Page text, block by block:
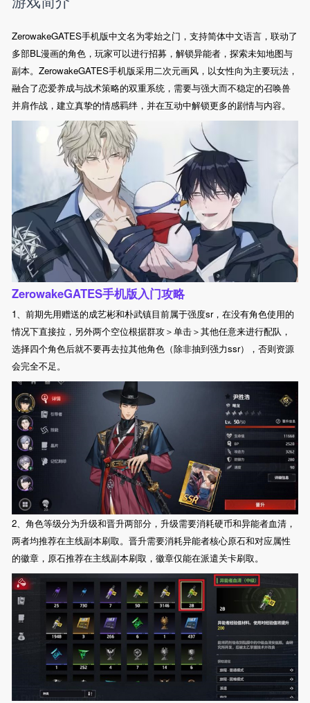
ZerowakeGATES手机版中文名为零始之门，支持简体中文语言，联动了
多部BL漫画的角色，玩家可以进行招募，解锁异能者，探索未知地图与
副本。ZerowakeGATES手机版采用二次元画风，以女性向为主要玩法，
融合了恋爱养成与战术策略的双重系统，需要与强大而不稳定的召唤兽
并肩作战，建立真挚的情感羁绊，并在互动中解锁更多的剧情与内容。
ZerowakeGATES手机版入门攻略
1、前期先用赠送的成艺彬和朴武镇目前属于强度sr，在没有角色使用的
情况下直接拉，另外两个空位根据群攻＞单击＞其他任意来进行配队，
选择四个角色后就不要再去拉其他角色（除非抽到强力ssr），否则资源
会完全不足。
2、角色等级分为升级和晋升两部分，升级需要消耗硬币和异能者血清，
两者均推荐在主线副本刷取。晋升需要消耗异能者核心原石和对应属性
的徽章，原石推荐在主线副本刷取，徽章仅能在派遣关卡刷取。